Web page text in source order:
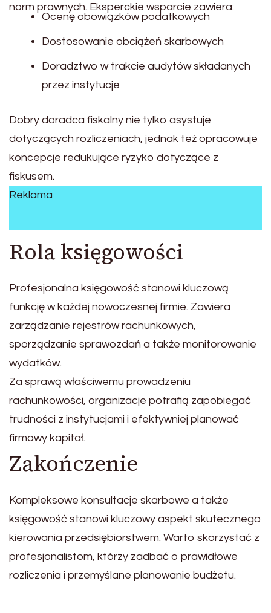
norm prawnych. Eksperckie wsparcie zawiera:
Ocenę obowiązków podatkowych
Dostosowanie obciążeń skarbowych
Doradztwo w trakcie audytów składanych
przez instytucje
Dobry doradca fiskalny nie tylko asystuje
dotyczących rozliczeniach, jednak też opracowuje
koncepcje redukujące ryzyko dotyczące z
fiskusem.
Reklama
Rola księgowości
Profesjonalna księgowość stanowi kluczową
funkcję w każdej nowoczesnej firmie. Zawiera
zarządzanie rejestrów rachunkowych,
sporządzanie sprawozdań a także monitorowanie
wydatków.
Za sprawą właściwemu prowadzeniu
rachunkowości, organizacje potrafią zapobiegać
trudności z instytucjami i efektywniej planować
firmowy kapitał.
Zakończenie
Kompleksowe konsultacje skarbowe a także
księgowość stanowi kluczowy aspekt skutecznego
kierowania przedsiębiorstwem. Warto skorzystać z
profesjonalistom, którzy zadbać o prawidłowe
rozliczenia i przemyślane planowanie budżetu.